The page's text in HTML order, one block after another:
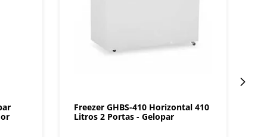
Freezer GHBS-410 Horizontal 410
Litros 2 Portas - Gelopar